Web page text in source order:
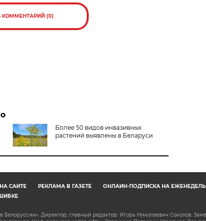
КОММЕНТАРИЙ (0)
Более 50 видов инвазивных
растений выявлены в Беларуси
САЙТЕ РЕКЛАМА В ГАЗЕТЕ
ОНЛАЙН-ПОДПИСКА НА
Директор, главный редактор: Игорь Николаевич Соколов.